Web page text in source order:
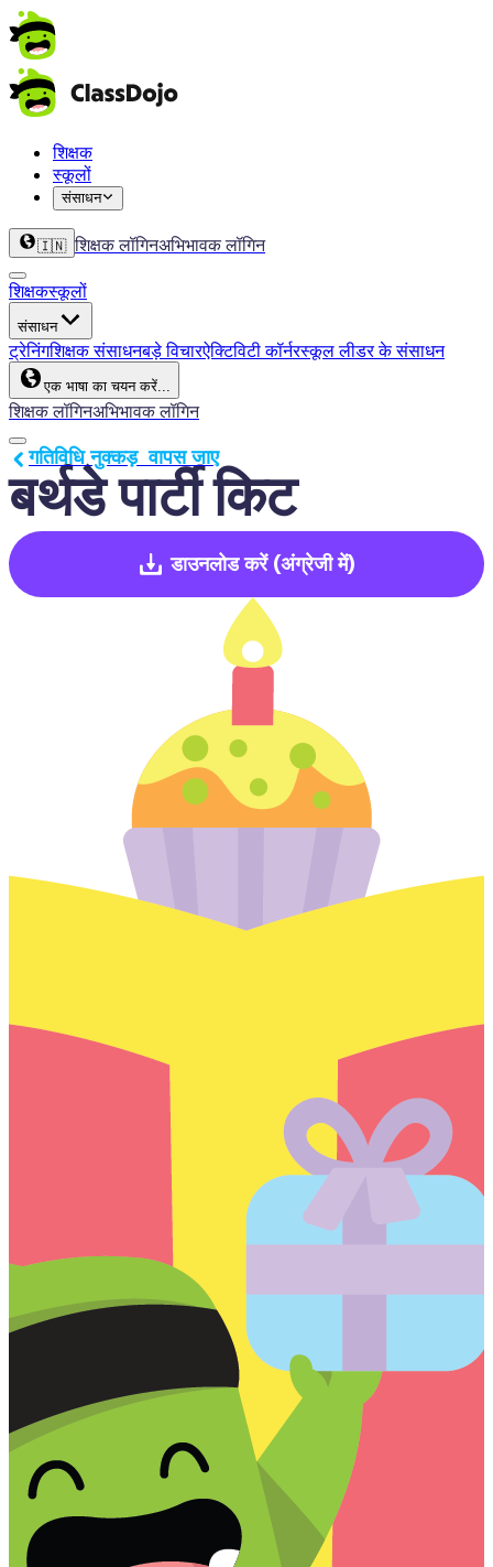
शिक्षक
स्कूलों
संसाधन
🇮🇳 शिक्षक लॉगिनअभिभावक लॉगिन
शिक्षकस्कूलों
संसाधन
ट्रेनिंगशिक्षक संसाधनबड़े विचारऐक्टिविटी कॉर्नरस्कूल लीडर के संसाधन
एक भाषा का चयन करें...
शिक्षक लॉगिनअभिभावक लॉगिन
बर्थडे पार्टी किट
गतिविधि नुक्कड़  वापस जाए
डाउनलोड करें (अंग्रेजी में)